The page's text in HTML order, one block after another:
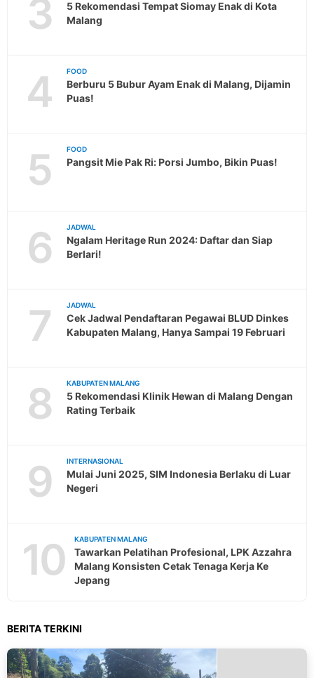
3
5 Rekomendasi Tempat Siomay Enak di Kota
Malang
4 FOOD
Berburu 5 Bubur Ayam Enak di Malang, Dijamin
Puas!
5 FOOD
Pangsit Mie Pak Ri: Porsi Jumbo, Bikin Puas!
6 JADWAL
Ngalam Heritage Run 2024: Daftar dan Siap
Berlari!
7 JADWAL
Cek Jadwal Pendaftaran Pegawai BLUD Dinkes
Kabupaten Malang, Hanya Sampai 19 Februari
8 KABUPATEN MALANG
5 Rekomendasi Klinik Hewan di Malang Dengan
Rating Terbaik
9 INTERNASIONAL
Mulai Juni 2025, SIM Indonesia Berlaku di Luar
Negeri
10 KABUPATEN MALANG
Tawarkan Pelatihan Profesional, LPK Azzahra
Malang Konsisten Cetak Tenaga Kerja Ke
Jepang
BERITA TERKINI